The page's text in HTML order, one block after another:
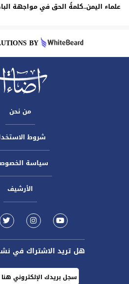
علماء اليمن..كلمةُ الحق في مواجهة
BY
من نحن
شروط
سياسة
الأرشيف
هل تريد الاشتراك في